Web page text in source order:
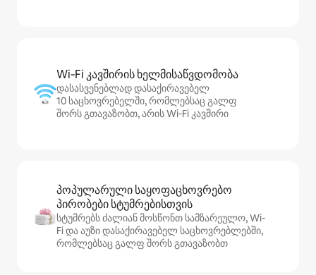
Wi‑Fi კავშირის ხელმისაწვდომობა
დასასვენებლად დასაქირავებელ
10 საცხოვრებელში, რომლებსაც გალფ
შორს გთავაზობთ, არის Wi‑Fi კავშირი
პოპულარული საყოფაცხოვრებო
პირობები სტუმრებისთვის
სტუმრებს ძალიან მოსწონთ სამზარეულო, Wi-
Fi და აუზი დასაქირავებელ საცხოვრებლებში,
რომლებსაც გალფ შორს გთავაზობთ